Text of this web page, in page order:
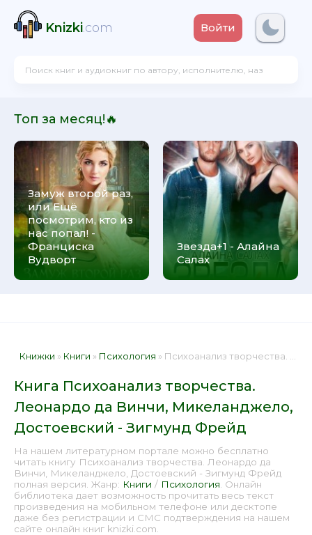
Knizki.com Войти
Топ за месяц!🔥
Замуж второй раз,
или Ещё
посмотрим, кто из
нас попал! -
Франциска
Вудворт
Звезда+1 - Алайна
Салах
Книжки » Книги » Психология » Психоанализ творчества. Леонардо да Винчи, Микеланджело, Достоевский - Зигмунд Фрейд 📕 - Книга онлайн бесплатно
Книга Психоанализ творчества.
Леонардо да Винчи, Микеланджело,
Достоевский - Зигмунд Фрейд
На нашем литературном портале можно бесплатно
читать книгу Психоанализ творчества. Леонардо да
Винчи, Микеланджело, Достоевский - Зигмунд Фрейд
полная версия. Жанр: Книги / Психология . Онлайн
библиотека дает возможность прочитать весь текст
произведения на мобильном телефоне или десктопе
даже без регистрации и СМС подтверждения на нашем
сайте онлайн книг knizki.com.